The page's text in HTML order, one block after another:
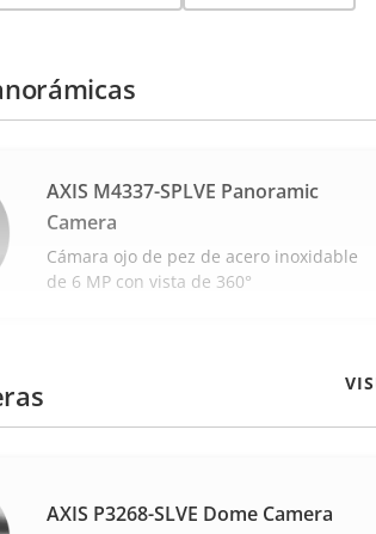
AXIS M4337-SPLVE Panoramic
Camera
Cámara ojo de pez de acero inoxidable
de 6 MP con vista de 360°
AXIS P3268-SLVE Dome Camera